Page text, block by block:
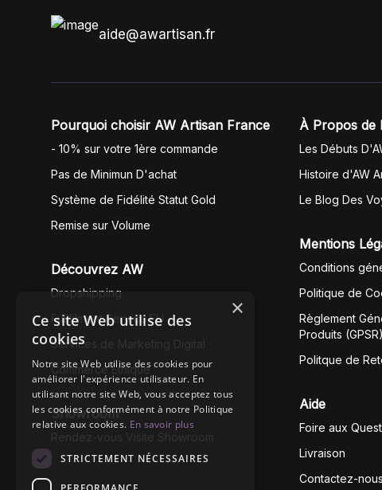
aide@awartisan.fr
Pourquoi choisir AW Artisan France
- 10% sur votre 1ère commande
Pas de Minimun D'achat
Système de Fidélité Statut Gold
Remise sur Volume
Découvrez AW
Dropshipping
Fullfilment Service EU
Services de Marketing Digital
Commerce Éthique
Showroom
À Propos de
Les Débuts
Histoire d'AW
Le Blog Des
Mentions
Conditions
Politique de
Règlement
Produits (GPSR)
Politque de
Aide
Foire aux
Livraison
Contactez-nous
×
Ce site Web utilise des
cookies
Notre site Web utilise des cookies pour
améliorer l'expérience utilisateur. En
utilisant notre site Web, vous acceptez tous
les cookies conformément à notre Politique
relative aux cookies. En savoir plus
STRICTEMENT NÉCESSAIRES